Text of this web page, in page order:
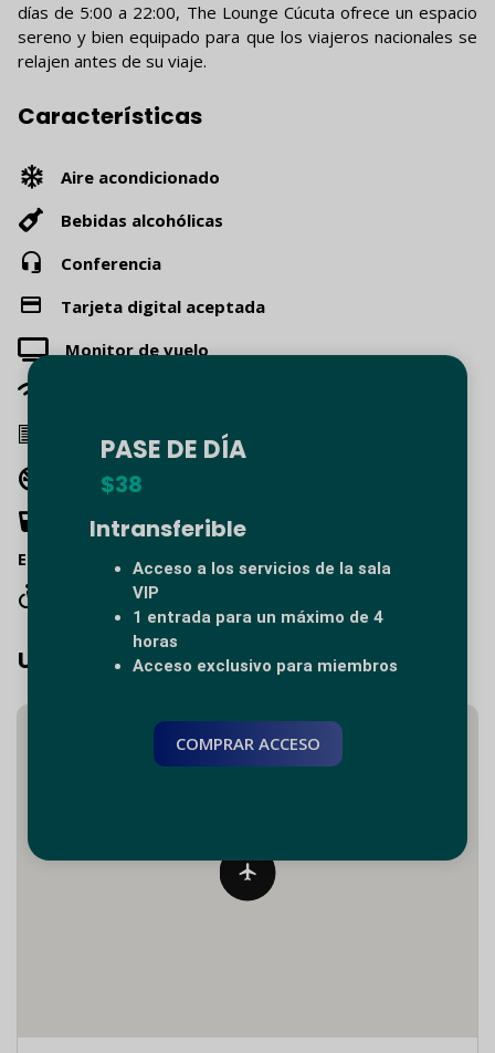
días de 5:00 a 22:00, The Lounge Cúcuta ofrece un espacio
sereno y bien equipado para que los viajeros nacionales se
relajen antes de su viaje.
Características
Aire acondicionado
Bebidas alcohólicas
Conferencia
Tarjeta digital aceptada
Monitor de vuelo
Periódicos/Revistas
No fumar
Refrescos
El salón
Acceso para sillas de ruedas
Ubicación
PASE DE DÍA
$38
Intransferible
Acceso a los servicios de la sala
VIP
1 entrada para un máximo de 4
horas
Acceso exclusivo para miembros
COMPRAR ACCESO